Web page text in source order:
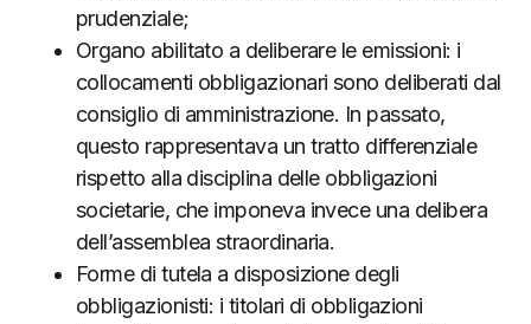
prudenziale;
Organo abilitato a deliberare le emissioni: i
collocamenti obbligazionari sono deliberati dal
consiglio di amministrazione. In passato,
questo rappresentava un tratto differenziale
rispetto alla disciplina delle obbligazioni
societarie, che imponeva invece una delibera
dell’assemblea straordinaria.
Forme di tutela a disposizione degli
obbligazionisti: i titolari di obbligazioni